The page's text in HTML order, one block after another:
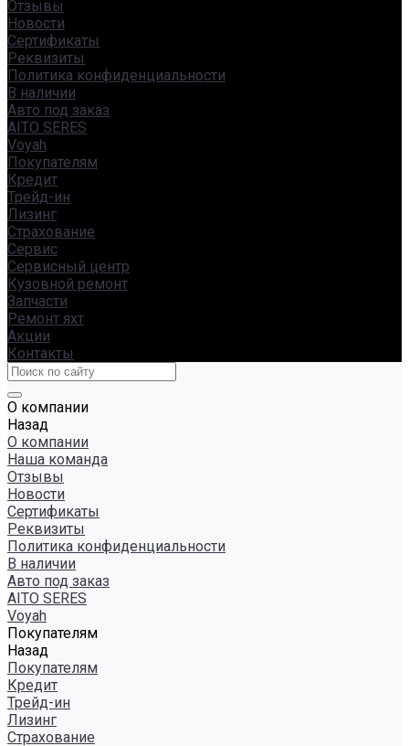
Отзывы
Новости
Сертификаты
Реквизиты
Политика конфиденциальности
В наличии
Авто под заказ
AITO SERES
Voyah
Покупателям
Кредит
Трейд-ин
Лизинг
Страхование
Сервис
Сервисный центр
Кузовной ремонт
Запчасти
Ремонт яхт
Акции
Контакты
О компании
Назад
О компании
Наша команда
Отзывы
Новости
Сертификаты
Реквизиты
Политика конфиденциальности
В наличии
Авто под заказ
AITO SERES
Voyah
Покупателям
Назад
Покупателям
Кредит
Трейд-ин
Лизинг
Страхование